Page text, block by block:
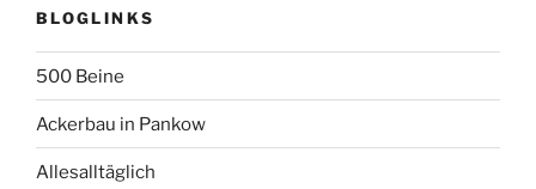
BLOGLINKS
500 Beine
Ackerbau in Pankow
Allesalltäglich